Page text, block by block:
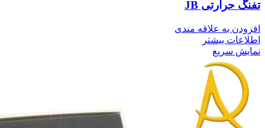
تفنگ حرارتی JB
افزودن به علاقه مندی
اطلاعات بیشتر
نمایش سریع